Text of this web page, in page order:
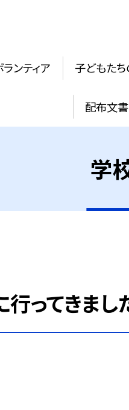
ンティア 子どもた
配布文書
学
ってきまし